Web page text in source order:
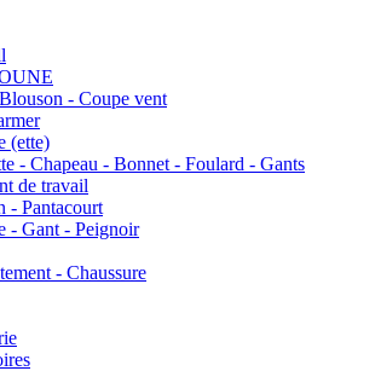
- Coupe vent
(ette)
- Chapeau - Bonnet - Foulard - Gants
de travail
- Pantacourt
- Gant - Peignoir
- Chaussure